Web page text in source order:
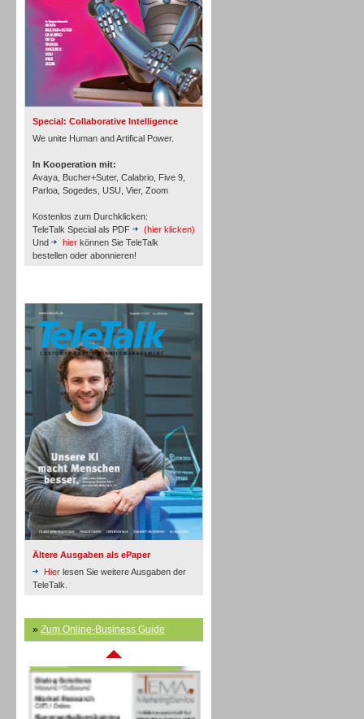
Special: Collaborative Intelligence
We unite Human and Artifical Power.
In Kooperation mit:
Avaya, Bucher+Suter, Calabrio, Five 9,
Parloa, Sogedes, USU, Vier, Zoom
Kostenlos zum Durchklicken:
TeleTalk Special als PDF
(hier klicken)
Und
hier können Sie TeleTalk
bestellen oder abonnieren!
Ältere Ausgaben als ePaper
Hier lesen Sie weitere Ausgaben der
TeleTalk.
» Zum Online-Business Guide
Inbound
Inbound
Inbound